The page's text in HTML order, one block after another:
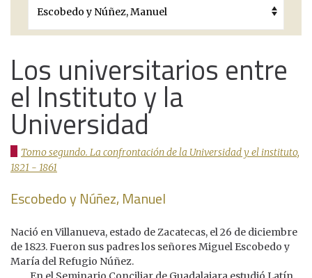
Períodos Históricos
Galería
Documentos institucionales
Los universitarios entre
el Instituto y la
Universidad
Tomo segundo. La confrontación de la Universidad y el instituto,
1821 - 1861
Escobedo y Núñez, Manuel
Nació en Villanueva, estado de Zacatecas, el 26 de diciembre
de 1823. Fueron sus padres los señores Miguel Escobedo y
María del Refugio Núñez.